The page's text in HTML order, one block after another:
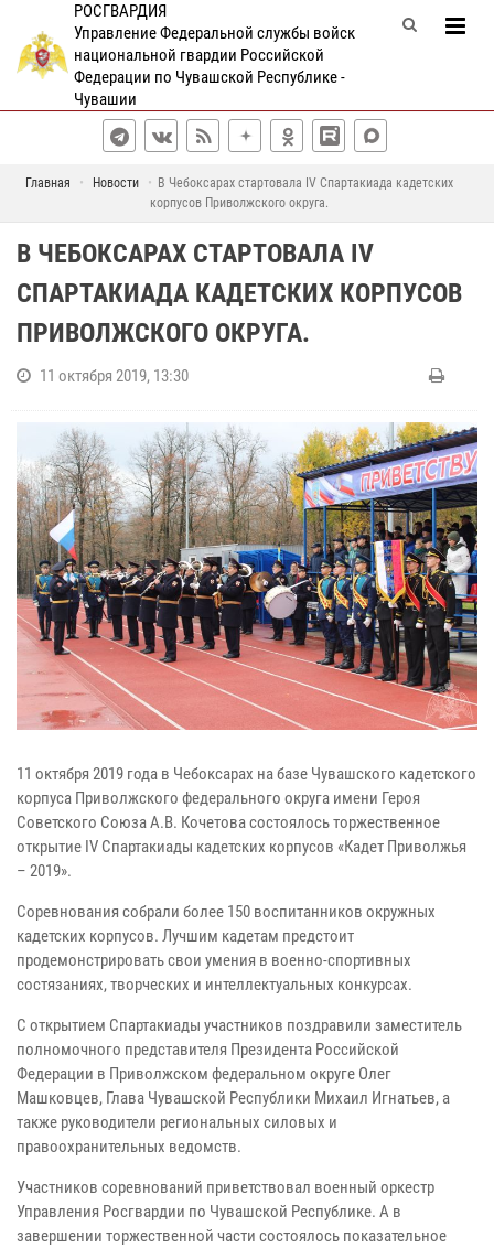
РОСГВАРДИЯ
Управление Федеральной службы войск
национальной гвардии Российской
Федерации по Чувашской Республике -
Чувашии
Главная Новости
В Чебоксарах стартовала IV Спартакиада кадетских
корпусов Приволжского округа.
В ЧЕБОКСАРАХ СТАРТОВАЛА IV
СПАРТАКИАДА КАДЕТСКИХ КОРПУСОВ
ПРИВОЛЖСКОГО ОКРУГА.
11 октября 2019, 13:30
11 октября 2019 года в Чебоксарах на базе Чувашского кадетского
корпуса Приволжского федерального округа имени Героя
Советского Союза А.В. Кочетова состоялось торжественное
открытие IV Спартакиады кадетских корпусов «Кадет Приволжья
– 2019».
Соревнования собрали более 150 воспитанников окружных
кадетских корпусов. Лучшим кадетам предстоит
продемонстрировать свои умения в военно-спортивных
состязаниях, творческих и интеллектуальных конкурсах.
С открытием Спартакиады участников поздравили заместитель
полномочного представителя Президента Российской
Федерации в Приволжском федеральном округе Олег
Машковцев, Глава Чувашской Республики Михаил Игнатьев, а
также руководители региональных силовых и
правоохранительных ведомств.
Участников соревнований приветствовал военный оркестр
Управления Росгвардии по Чувашской Республике. А в
завершении торжественной части состоялось показательное